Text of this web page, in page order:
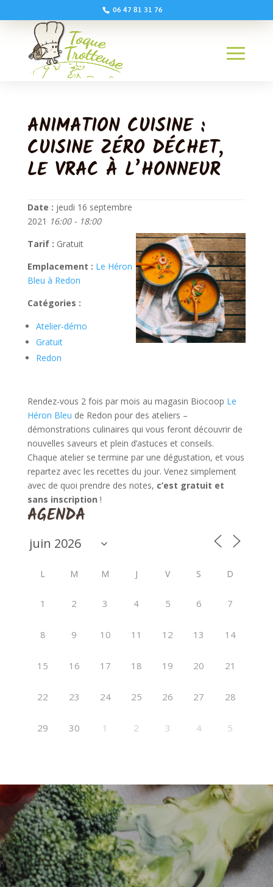
06 47 81 31 76
ANIMATION CUISINE :
CUISINE ZÉRO DÉCHET,
LE VRAC À L’HONNEUR
Date : jeudi 16 septembre
2021 16:00 - 18:00
Tarif : Gratuit
Emplacement : Le Héron
Bleu à Redon
Catégories :
Atelier-démo
Gratuit
Redon
Rendez-vous 2 fois par mois au magasin Biocoop Le
Héron Bleu de Redon pour des ateliers –
démonstrations culinaires qui vous feront découvrir de
nouvelles saveurs et plein d’astuces et conseils.
Chaque atelier se termine par une dégustation, et vous
repartez avec les recettes du jour. Venez simplement
avec de quoi prendre des notes, c’est gratuit et
sans inscription !
AGENDA
L M M J V S D
1 2 3 4 5 6 7
8 9 10 11 12 13 14
15 16 17 18 19 20 21
22 23 24 25 26 27 28
29 30 1 2 3 4 5